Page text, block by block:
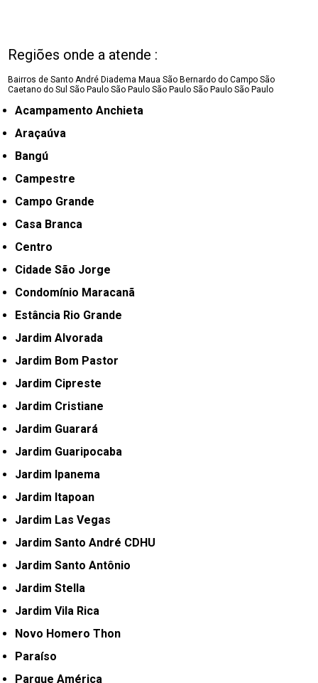
Regiões onde a atende :
Bairros de Santo André Diadema Maua São Bernardo do Campo São
Caetano do SulSão Paulo São Paulo São Paulo São Paulo São Paulo
Acampamento Anchieta
Araçaúva
Bangú
Campestre
Campo Grande
Casa Branca
Centro
Cidade São Jorge
Condomínio Maracanã
Estância Rio Grande
Jardim Alvorada
Jardim Bom Pastor
Jardim Cipreste
Jardim Cristiane
Jardim Guarará
Jardim Guaripocaba
Jardim Ipanema
Jardim Itapoan
Jardim Las Vegas
Jardim Santo André CDHU
Jardim Santo Antônio
Jardim Stella
Jardim Vila Rica
Novo Homero Thon
Paraíso
Parque América